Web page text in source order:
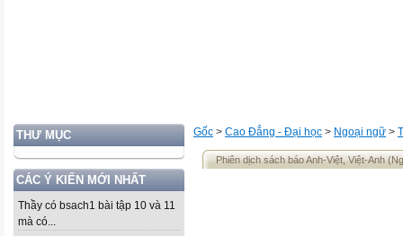
THƯ MỤC
CÁC Ý KIẾN MỚI NHẤT
Thầy có bsach1 bài tập 10 và 11
mà có...
Gốc > Cao Đẳng - Đại học > Ngoại ngữ >
Phiên dịch sách báo Anh-Việt, Việt-Anh